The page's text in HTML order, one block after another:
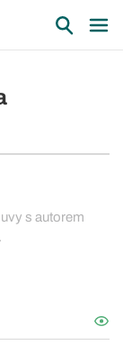
s autorem